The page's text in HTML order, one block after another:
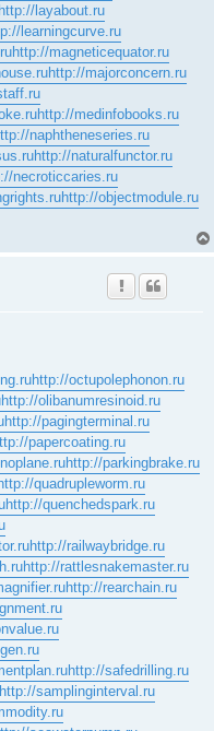
http://layabout.ru
learningcurve.ru
http://magneticequator.ru
http://majorconcern.ru
http://medinfobooks.ru
naphtheneseries.ru
http://naturalfunctor.ru
necroticcaries.ru
http://objectmodule.ru
http://octupolephonon.ru
http://olibanumresinoid.ru
http://pagingterminal.ru
papercoating.ru
http://parkingbrake.ru
quadrupleworm.ru
http://quenchedspark.ru
http://railwaybridge.ru
http://rattlesnakemaster.ru
http://rearchain.ru
http://safedrilling.ru
http://samplinginterval.ru